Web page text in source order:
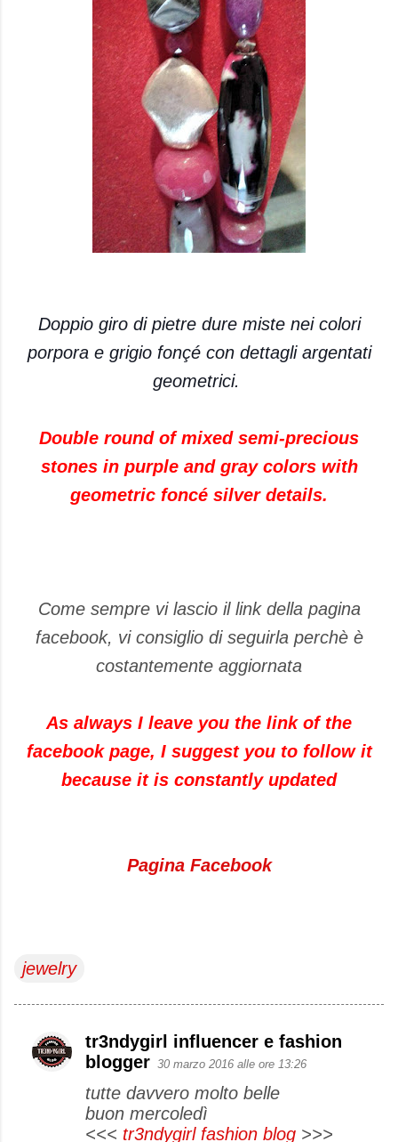
Doppio giro di pietre dure miste nei colori
porpora e grigio fonçé con dettagli argentati
geometrici.
Double round of mixed semi-precious
stones in purple and gray colors with
geometric foncé silver details.
Come sempre vi lascio il link della pagina
facebook, vi consiglio di seguirla perchè è
costantemente aggiornata
As always I leave you the link of the
facebook page, I suggest you to follow it
because it is constantly updated
Pagina Facebook
jewelry
C
tr3ndygirl influencer e fashion
blogger 30 marzo 2016 alle ore 13:26
tutte davvero molto belle
buon mercoledì
<<< tr3ndygirl fashion blog >>>